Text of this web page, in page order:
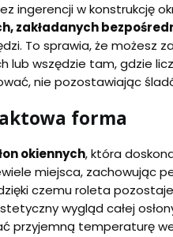
ingerencji w konstrukcję
zakładanych
To sprawia, że możesz
wszędzie tam, gdzie
nie pozostawiając
forma
okiennych, która
miejsca, zachowując
czemu roleta
wygląd całej
przyjemną temperaturę